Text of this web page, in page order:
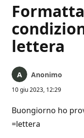
lettera
Anonimo
10 giu 2023, 12:29
Buongiorno ho
=lettera